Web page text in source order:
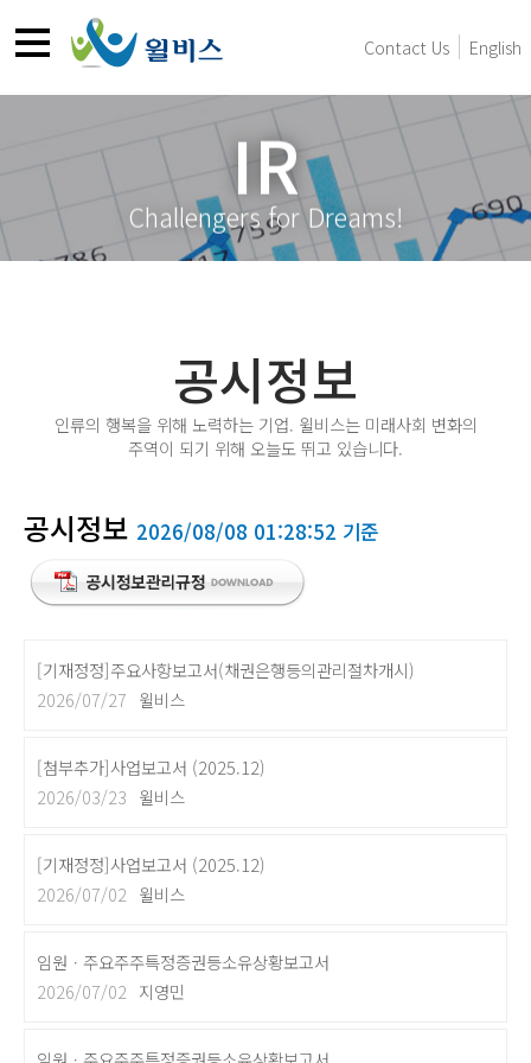
Contact Us English
IR
Challengers for Dreams!
공시정보
인류의 행복을 위해 노력하는 기업. 윌비스는 미래사회 변화의
주역이 되기 위해 오늘도 뛰고 있습니다.
공시정보 2026/08/08 01:28:52 기준
[기재정정]주요사항보고서(채권은행등의관리절차개시)
2026/07/27 윌비스
[첨부추가]사업보고서 (2025.12)
2026/03/23 윌비스
[기재정정]사업보고서 (2025.12)
2026/07/02 윌비스
임원ㆍ주요주주특정증권등소유상황보고서
2026/07/02 지영민